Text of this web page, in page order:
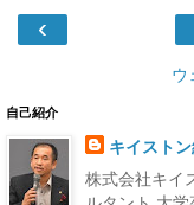
‹
ウ
自己紹介
キイスト
株式会社キ